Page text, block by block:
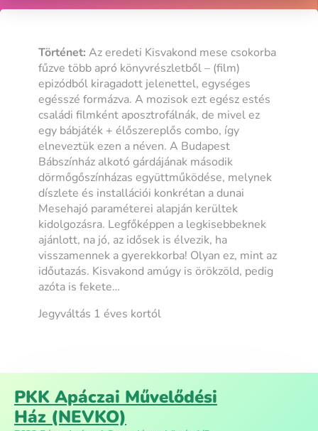
Történet: Az eredeti Kisvakond mese csokorba
fűzve több apró könyvrészletből – (film)
epizódból kiragadott jelenettel, egységes
egésszé formázva. A mozisok ezt egész estés
családi filmként aposztrofálnák, de mivel ez
egy bábjáték + élőszereplős combo, így
elneveztük ezen a néven. A Budapest
Bábszínház alkotó gárdájának második
dörmőgőszínházas együttműködése, melynek
díszlete és installációi konkrétan a dunai
Mesehajó paraméterei alapján kerültek
kidolgozásra. Legfőképpen a legkisebbeknek
ajánlott, na jó, az idősek is élvezik, ha
visszamennek a gyerekkorba! Olyan ez, mint az
időutazás. Kisvakond amúgy is örökzöld, pedig
azóta is fekete…
Jegyváltás 1 éves kortól
PKK Apáczai Művelődési
Ház (NEVKO)